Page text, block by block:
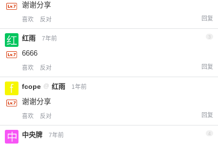
谢谢分享
喜欢 反对 回复
红雨 7年前 3
6666
喜欢 反对 回复
fcope @ 红雨 1年前
谢谢分享
喜欢 反对 回复
中央牌 7年前 4